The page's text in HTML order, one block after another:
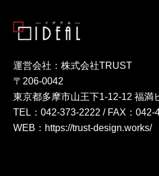
運営会社：株式会社TRUST
〒206-0042
東京都多摩市山王下1-12-12 福満
TEL：042-373-2222 / FAX：042-
WEB： https://trust-design.works/